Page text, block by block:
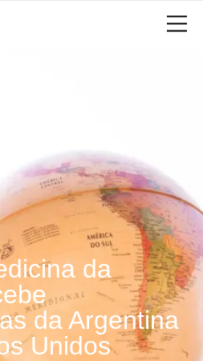
da
da Argentina
Unidos